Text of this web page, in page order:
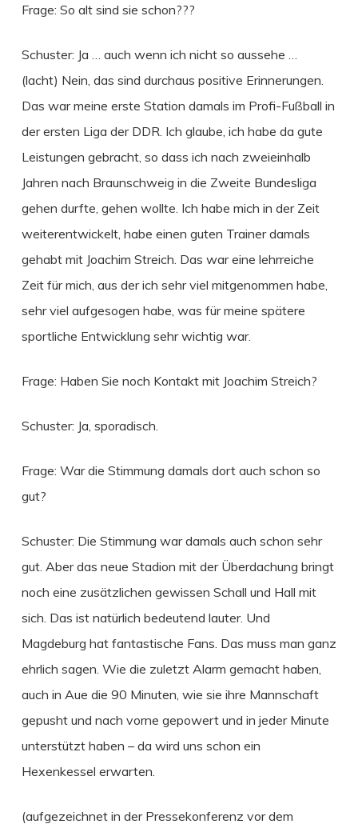
Frage: So alt sind sie schon???
Schuster: Ja … auch wenn ich nicht so aussehe …
(lacht) Nein, das sind durchaus positive Erinnerungen.
Das war meine erste Station damals im Profi-Fußball in
der ersten Liga der DDR. Ich glaube, ich habe da gute
Leistungen gebracht, so dass ich nach zweieinhalb
Jahren nach Braunschweig in die Zweite Bundesliga
gehen durfte, gehen wollte. Ich habe mich in der Zeit
weiterentwickelt, habe einen guten Trainer damals
gehabt mit Joachim Streich. Das war eine lehrreiche
Zeit für mich, aus der ich sehr viel mitgenommen habe,
sehr viel aufgesogen habe, was für meine spätere
sportliche Entwicklung sehr wichtig war.
Frage: Haben Sie noch Kontakt mit Joachim Streich?
Schuster: Ja, sporadisch.
Frage: War die Stimmung damals dort auch schon so
gut?
Schuster: Die Stimmung war damals auch schon sehr
gut. Aber das neue Stadion mit der Überdachung bringt
noch eine zusätzlichen gewissen Schall und Hall mit
sich. Das ist natürlich bedeutend lauter. Und
Magdeburg hat fantastische Fans. Das muss man ganz
ehrlich sagen. Wie die zuletzt Alarm gemacht haben,
auch in Aue die 90 Minuten, wie sie ihre Mannschaft
gepusht und nach vorne gepowert und in jeder Minute
unterstützt haben – da wird uns schon ein
Hexenkessel erwarten.
(aufgezeichnet in der Pressekonferenz vor dem